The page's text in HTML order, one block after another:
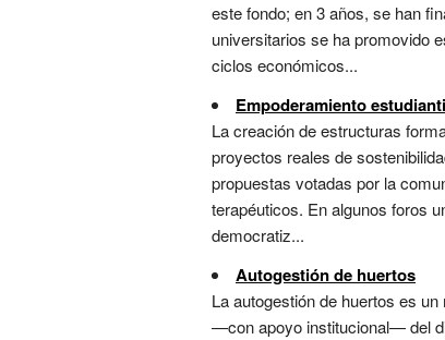
este fondo; en 3 años, se han
universitarios se ha promovido
ciclos económicos...
Empoderamiento
La creación de estructuras
proyectos reales de
propuestas votadas por la
terapéuticos. En algunos foros
democratiz...
Autogestión de huertos
La autogestión de huertos es
—con apoyo institucional— del